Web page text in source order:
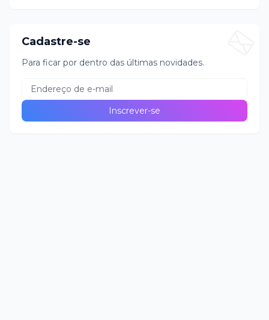
Cadastre-se
Para ficar por dentro das últimas novidades.